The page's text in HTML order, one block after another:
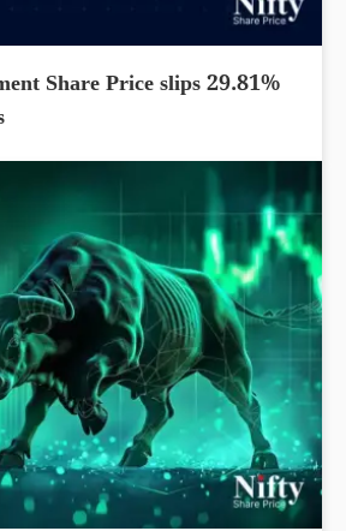
Share Price slips 29.81%